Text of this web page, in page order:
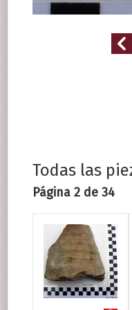
Todas las
Página 2 de 34